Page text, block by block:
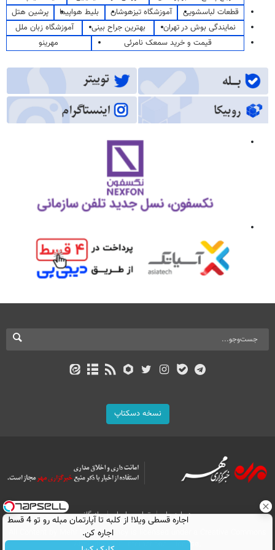
قطعات لباسشویی
آموزشگاه تیزهوشان بلیط هواپیما
پرشین هتل
نمایندگی بوش در تهران
بهترین جراح بینی
آموزشگاه زبان ملل
قیمت و خرید سمعک نامرئی
مهرینو
نسخه دسکتاپ
درباره ما تماس با ما
بازرگانی
All Content by Mehr News Agency is licensed under a Creative Commons
Attribution 4.0 International License.
اجاره‌ قسطی ویلا! از کلبه تا آپارتمان مبله رو تو 4 قسط
اجاره کن.